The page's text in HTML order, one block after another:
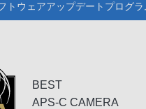
トウェアアップデートプログ
BEST
APS-C CAMERA